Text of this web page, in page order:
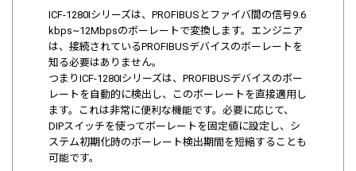
ICF-1280Iシリーズは、PROFIBUSとファイバ間の信号9.6
kbps~12Mbpsのボーレートで変換します。エンジニア
は、接続されているPROFIBUSデバイスのボーレートを
知る必要はありません。
つまりICF-1280Iシリーズは、PROFIBUSデバイスのボー
レートを自動的に検出し、このボーレートを直接適用し
ます。これは非常に便利な機能です。必要に応じて、
DIPスイッチを使ってボーレートを固定値に設定し、シ
ステム初期化時のボーレート検出期間を短縮することも
可能です。